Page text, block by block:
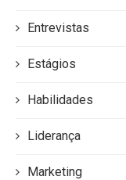
Entrevistas
Estágios
Habilidades
Liderança
Marketing